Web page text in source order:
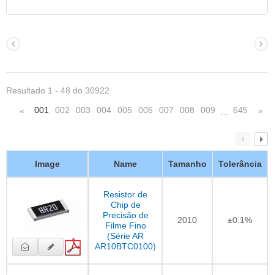
Resultado 1 - 48 do 30922
« 001 002 003 004 005 006 007 008 009 … 645 »
Image Name Tamanho Tolerância
Resistor de
Chip de
Precisão de
Filme Fino
(Série AR
AR10BTC0100)
2010 ±0.1%